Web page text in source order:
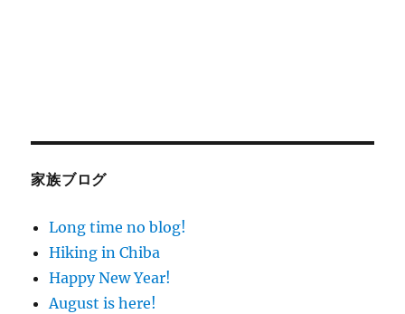
家族ブログ
Long time no blog!
Hiking in Chiba
Happy New Year!
August is here!